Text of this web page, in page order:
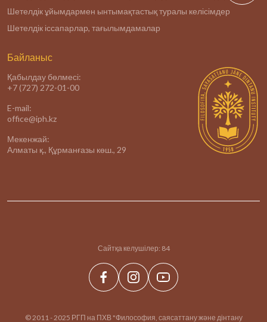
Шетелдік ұйымдармен ынтымақтастық туралы келісімдер
Шетелдік іссапарлар, тағылымдамалар
Байланыс
Қабылдау бөлмесі:
+7 (727) 272-01-00
E-mail:
office@iph.kz
Мекенжай:
Алматы қ., Құрманғазы көш., 29
Сайтқа келушілер: 84
© 2011 - 2025 РГП на ПХВ "Философия, саясаттану және дінтану